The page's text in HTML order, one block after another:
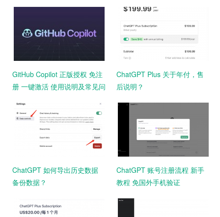
GitHub Copilot 正版授权 免注
册 一键激活 使用说明及常见问
ChatGPT Plus 关于年付，售
后说明？
ChatGPT 如何导出历史数据
备份数据？
ChatGPT 账号注册流程 新手
教程 免国外手机验证